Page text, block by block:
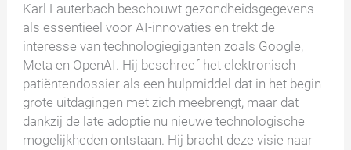
Karl Lauterbach beschouwt gezondheidsgegevens
als essentieel voor AI-innovaties en trekt de
interesse van technologiegiganten zoals Google,
Meta en OpenAI. Hij beschreef het elektronisch
patiëntendossier als een hulpmiddel dat in het begin
grote uitdagingen met zich meebrengt, maar dat
dankzij de late adoptie nu nieuwe technologische
mogelijkheden ontstaan. Hij bracht deze visie naar